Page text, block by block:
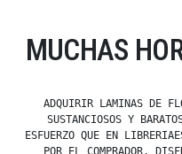
MUCHAS
ADQUIRIR LAMINAS DE
SUSTANCIOSOS Y
ESFUERZO QUE EN
POR EL COMPRADOR,